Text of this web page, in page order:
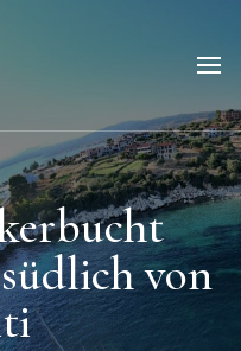
von